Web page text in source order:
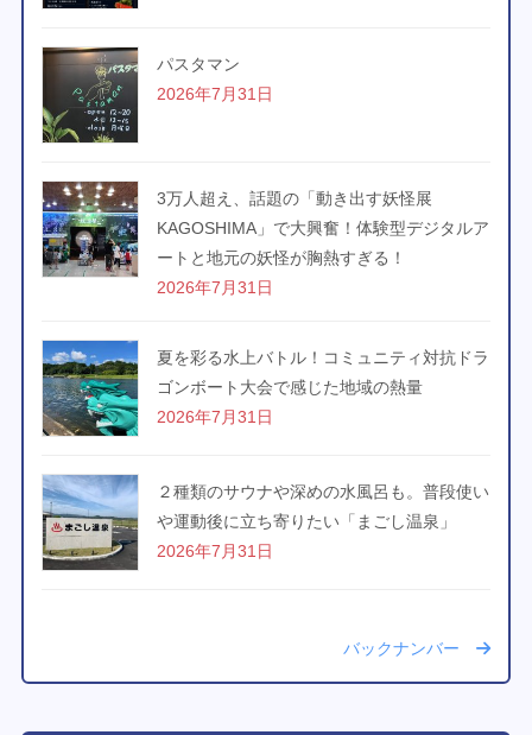
パスタマン
2026年7月31日
3万人超え、話題の「動き出す妖怪展
KAGOSHIMA」で大興奮！体験型デジタルア
ートと地元の妖怪が胸熱すぎる！
2026年7月31日
夏を彩る水上バトル！コミュニティ対抗ドラ
ゴンボート大会で感じた地域の熱量
2026年7月31日
２種類のサウナや深めの水風呂も。普段使い
や運動後に立ち寄りたい「まごし温泉」
2026年7月31日
バックナンバー